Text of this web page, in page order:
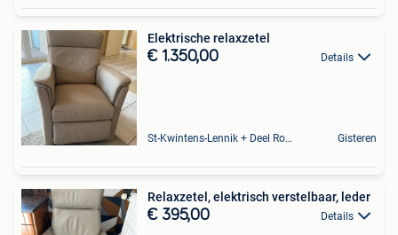
Elektrische relaxzetel
€ 1.350,00 Details
St-Kwintens-Lennik + Deel Roosdaal Gisteren
Relaxzetel, elektrisch verstelbaar, leder
€ 395,00 Details